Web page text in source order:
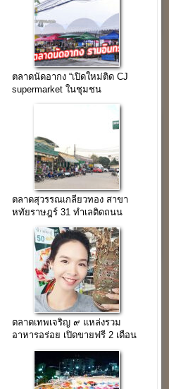
ตลาดนัดอากง “เปิดใหม่ติด CJ
supermarket ในชุมชน
ตลาดสุวรรณเกลียวทอง สาขา
หทัยราษฎร์ 31 ทำเลติดถนน
ใหญ่-ใกล้แหล่งชุมชน เปิดรับ
สมัครร้านค้าจำนวนมาก
ตลาดเทพเจริญ ๙ แหล่งรวม
อาหารอร่อย เปิดขายฟรี 2 เดือน